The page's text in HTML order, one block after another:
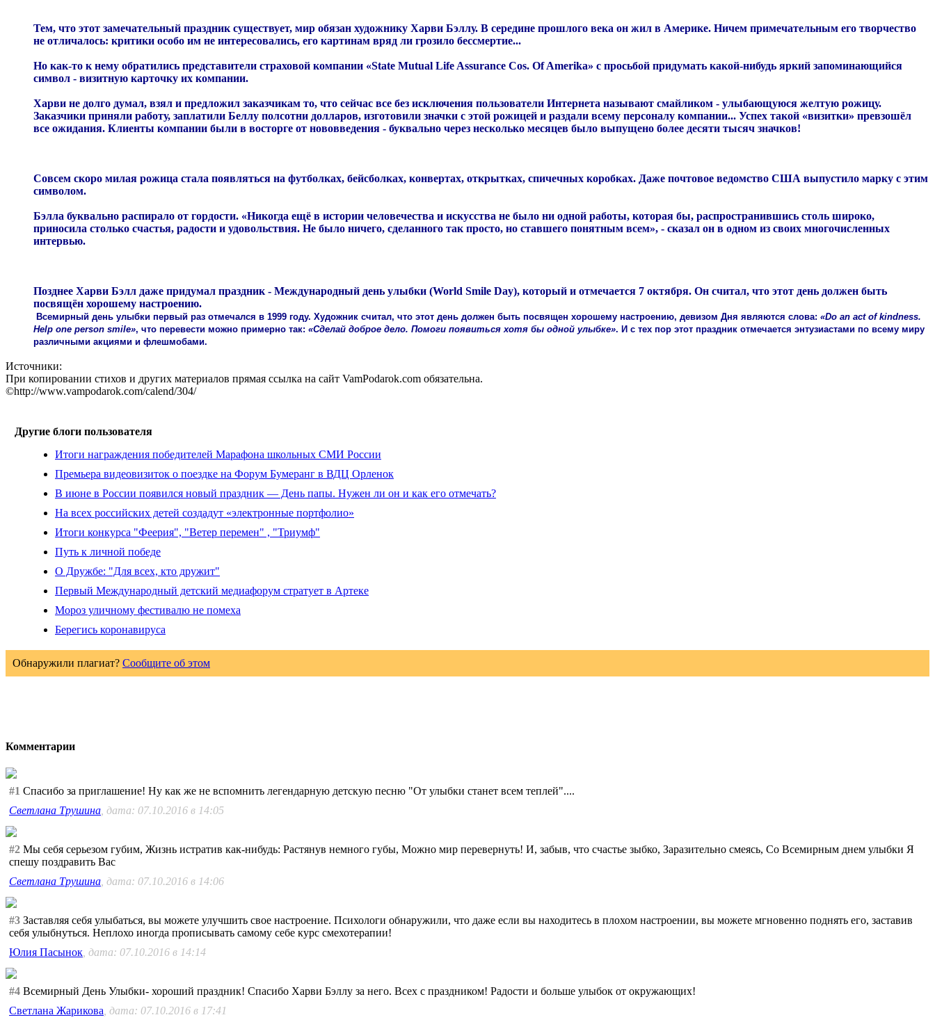
Тем, что этот замечательный праздник существует, мир обязан художнику Харви Бэллу. В середине прошлого века он жил в Америке. Ничем примечательным его творчество
не отличалось: критики особо им не интересовались, его картинам вряд ли грозило бессмертие...
Но как-то к нему обратились представители страховой компании «State Mutual Life Assurance Cos. Of Amerika» с просьбой придумать какой-нибудь яркий запоминающийся
символ - визитную карточку их компании.
Харви не долго думал, взял и предложил заказчикам то, что сейчас все без исключения пользователи Интернета называют смайликом - улыбающуюся желтую рожицу.
Заказчики приняли работу, заплатили Беллу полсотни долларов, изготовили значки с этой рожицей и раздали всему персоналу компании... Успех такой «визитки» превзошёл
все ожидания. Клиенты компании были в восторге от нововведения - буквально через несколько месяцев было выпущено более десяти тысяч значков!
Совсем скоро милая рожица стала появляться на футболках, бейсболках, конвертах, открытках, спичечных коробках. Даже почтовое ведомство США выпустило марку с этим
символом.
Бэлла буквально распирало от гордости. «Никогда ещё в истории человечества и искусства не было ни одной работы, которая бы, распространившись столь широко,
приносила столько счастья, радости и удовольствия. Не было ничего, сделанного так просто, но ставшего понятным всем», - сказал он в одном из своих многочисленных
интервью.
Позднее Харви Бэлл даже придумал праздник - Международный день улыбки (World Smile Day), который и отмечается 7 октября. Он считал, что этот день должен быть
посвящён хорошему настроению.
Всемирный день улыбки первый раз отмечался в 1999 году. Художник считал, что этот день должен быть посвящен хорошему настроению, девизом Дня являются слова: «Do an act of kindness.
Help one person smile», что перевести можно примерно так: «Сделай доброе дело. Помоги появиться хотя бы одной улыбке». И с тех пор этот праздник отмечается энтузиастами по всему миру
различными акциями и флешмобами.
Источники:
При копировании стихов и других материалов прямая ссылка на сайт VamPodarok.com обязательна.
©http://www.vampodarok.com/calend/304/
Другие блоги пользователя
Итоги награждения победителей Марафона школьных СМИ России
Премьера видеовизиток о поездке на Форум Бумеранг в ВДЦ Орленок
В июне в России появился новый праздник — День папы. Нужен ли он и как его отмечать?
На всех российских детей создадут «электронные портфолио»
Итоги конкурса "Феерия", "Ветер перемен" , "Триумф"
Путь к личной победе
О Дружбе: "Для всех, кто дружит"
Первый Международный детский медиафорум стратует в Артеке
Мороз уличному фестивалю не помеха
Берегись коронавируса
Обнаружили плагиат? Сообщите об этом
Комментарии
#1 Спасибо за приглашение! Ну как же не вспомнить легендарную детскую песню "От улыбки станет всем теплей"....
Светлана Трушина , дата: 07.10.2016 в 14:05
#2 Мы себя серьезом губим, Жизнь истратив как-нибудь: Растянув немного губы, Можно мир перевернуть! И, забыв, что счастье зыбко, Заразительно смеясь, Со Всемирным днем улыбки Я
спешу поздравить Вас
Светлана Трушина , дата: 07.10.2016 в 14:06
#3 Заставляя себя улыбаться, вы можете улучшить свое настроение. Психологи обнаружили, что даже если вы находитесь в плохом настроении, вы можете мгновенно поднять его, заставив
себя улыбнуться. Неплохо иногда прописывать самому себе курс смехотерапии!
Юлия Пасынок , дата: 07.10.2016 в 14:14
#4 Всемирный День Улыбки- хороший праздник! Спасибо Харви Бэллу за него. Всех с праздником! Радости и больше улыбок от окружающих!
Светлана Жарикова , дата: 07.10.2016 в 17:41